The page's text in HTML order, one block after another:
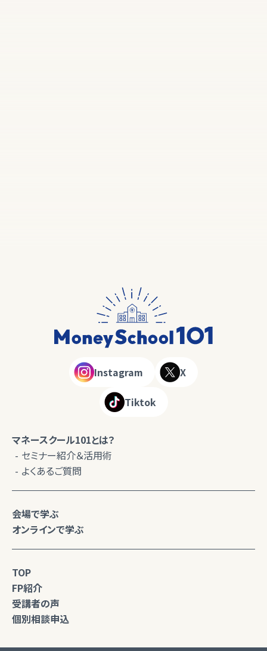
Instagram X
Tiktok
マネースクール101とは？
セミナー紹介＆活用術
よくあるご質問
会場で学ぶ
オンラインで学ぶ
TOP
FP紹介
受講者の声
個別相談申込